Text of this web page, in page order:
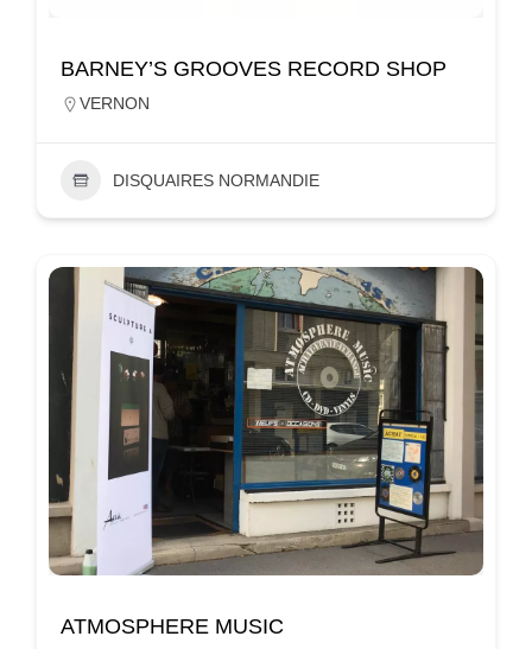
BARNEY’S GROOVES RECORD SHOP
VERNON
DISQUAIRES NORMANDIE
ATMOSPHERE MUSIC